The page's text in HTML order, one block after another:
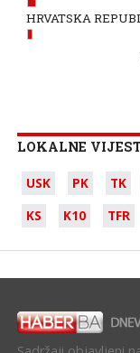
HRVATSKA
LOKALNE
USK PK TK
KS
K10 TFR